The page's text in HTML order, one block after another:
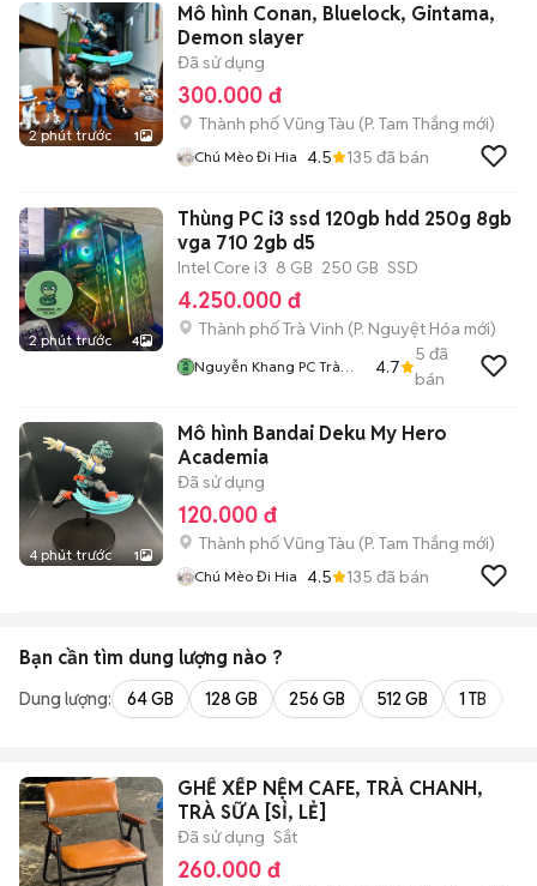
2 phút trước 1
Mô hình Conan, Bluelock, Gintama,
Demon slayer
Đã sử dụng
300.000 đ
Thành phố Vũng Tàu (P. Tam Thắng mới)
Chú Mèo Đi Hia 4.5 135 đã bán
2 phút trước 4
Thùng PC i3 ssd 120gb hdd 250g 8gb
vga 710 2gb d5
Intel Core i3 8 GB 250 GB SSD
4.250.000 đ
Thành phố Trà Vinh (P. Nguyệt Hóa mới)
Nguyễn Khang PC Trà
4.7
5 đã
bán
4 phút trước 1
Mô hình Bandai Deku My Hero
Academia
Đã sử dụng
120.000 đ
Thành phố Vũng Tàu (P. Tam Thắng mới)
Chú Mèo Đi Hia 4.5 135 đã bán
Bạn cần tìm dung lượng nào ?
Dung lượng: 64 GB 128 GB 256 GB 512 GB 1 TB
GHẾ XẾP NỆM CAFE, TRÀ CHANH,
TRÀ SỮA [SỈ, LẺ]
Đã sử dụng Sắt
260.000 đ